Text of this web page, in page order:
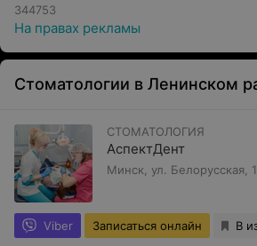
344753
На правах рекламы
СТОМАТОЛОГИЯ
АспектДент
Минск, ул. Белорусская,
Viber Записаться онлайн В